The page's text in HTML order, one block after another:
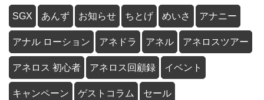
SGX あんず お知らせ ちとげ めいさ アナニー
アナル ローション アネドラ アネル アネロスツアー
アネロス 初心者 アネロス回顧録 イベント
キャンペーン ゲストコラム セール